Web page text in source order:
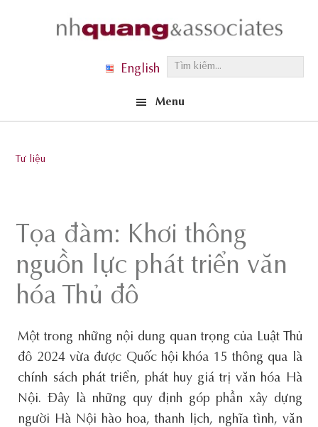
m
.
English
Menu
Tư liệu
Tọa đàm: Khơi thông
nguồn lực phát triển văn
hóa Thủ đô
Một trong những nội dung quan trọng của Luật Thủ
đô 2024 vừa được Quốc hội khóa 15 thông qua là
chính sách phát triển, phát huy giá trị văn hóa Hà
Nội. Đây là những quy định góp phần xây dựng
người Hà Nội hào hoa, thanh lịch, nghĩa tình, văn